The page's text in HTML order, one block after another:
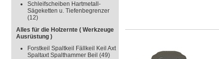
Schleifscheiben Hartmetall-
Sägeketten u. Tiefenbegrenzer
(12)
Alles für die Holzernte ( Werkzeuge
Ausrüstung )
Forstkeil Spaltkeil Fällkeil Keil Axt
Spaltaxt Spalthammer Beil (49)